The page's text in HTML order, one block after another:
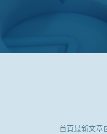
首頁最新文章